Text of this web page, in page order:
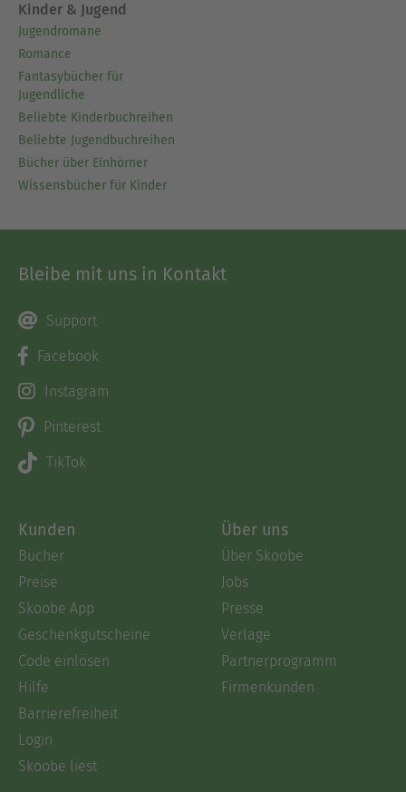
Kinder & Jugend
Jugendromane
Romance
Fantasybücher für
Jugendliche
Beliebte Kinderbuchreihen
Beliebte Jugendbuchreihen
Bücher über Einhörner
Wissensbücher für Kinder
Bleibe mit uns in Kontakt
Support
Facebook
Instagram
Pinterest
TikTok
Kunden
Bücher
Preise
Skoobe App
Geschenkgutscheine
Code einlösen
Hilfe
Barrierefreiheit
Login
Skoobe liest
Über uns
Über Skoobe
Jobs
Presse
Verlage
Partnerprogramm
Firmenkunden